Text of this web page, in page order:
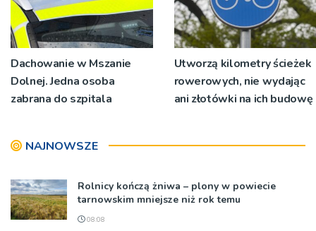
Dachowanie w Mszanie
Dolnej. Jedna osoba
zabrana do szpitala
Utworzą kilometry ścieżek
rowerowych, nie wydając
ani złotówki na ich budowę
NAJNOWSZE
Rolnicy kończą żniwa – plony w powiecie
tarnowskim mniejsze niż rok temu
08:08